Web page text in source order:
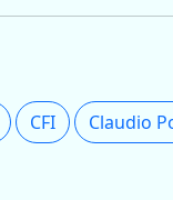
CFI Claudio